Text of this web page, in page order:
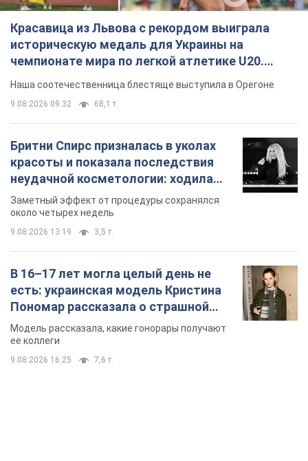
Красавица из Львова с рекордом выиграла
историческую медаль для Украины на
чемпионате мира по легкой атлетике U20.
Видео
Наша соотечественница блестяще выступила в Орегоне
9.08.2026 09:32 68,1 т.
Бритни Спирс призналась в уколах
красоты и показала последствия
неудачной косметологии: ходила
так почти месяц
Заметный эффект от процедуры сохранялся
около четырех недель
9.08.2026 13:19 3,5 т.
В 16–17 лет могла целый день не
есть: украинская модель Кристина
Пономар рассказала о страшной
стороне модельной карьеры
Модель рассказала, какие гонорары получают
ее коллеги
9.08.2026 16:25 7,6 т.